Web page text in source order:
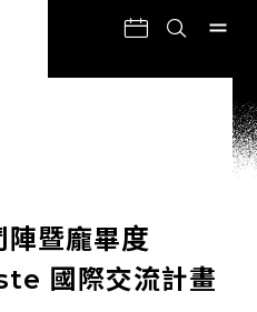
暨龐畢度
國際交流計畫